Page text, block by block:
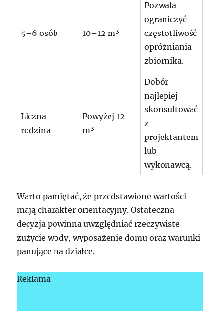
5–6 osób 10–12 m³
Pozwala
ograniczyć
częstotliwość
opróżniania
zbiornika.
Liczna
rodzina
Powyżej 12
m³
Dobór
najlepiej
skonsultować
z
projektantem
lub
wykonawcą.
Warto pamiętać, że przedstawione wartości
mają charakter orientacyjny. Ostateczna
decyzja powinna uwzględniać rzeczywiste
zużycie wody, wyposażenie domu oraz warunki
panujące na działce.
Reklama